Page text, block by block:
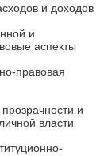
и доходов
и
аспекты
правовая
и
власти